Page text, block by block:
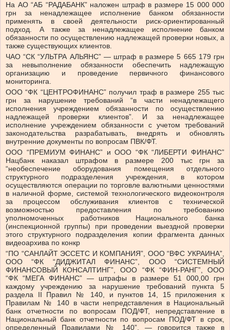
На АО “АБ “РАДАБАНК” наложен штраф в размере 15 000 000
грн за ненадлежащее исполнение банком обязанности
применять в своей деятельности риск-ориентированный
подход. А также за ненадлежащее исполнение банком
обязанности по осуществлению надлежащей проверки новых, а
также существующих клиентов.
ЧАО “СК “УЛЬТРА АЛЬЯНС” — штраф в размере 5 665 179 грн
за невыполнение обязанности обеспечить надлежащую
организацию и проведение первичного финансового
мониторинга.
ООО “ФК “ЦЕНТРОФИНАНС” получил траф в размере 255 тыс
грн за нарушение требований “в части ненадлежащего
исполнения учреждением обязанности по осуществлению
надлежащей проверки клиентов”. И за ненадлежащее
исполнение учреждением обязанности с учетом требований
законодательства разрабатывать, внедрять и обновлять
внутренние документы по вопросам ПВК/ФТ.
ООО “ПРЕМИУМ ФИНАНС” и ООО “ФК “ЛИБЕРТИ ФИНАНС”
Нацбанк наказал штрафом в размере 200 тыс грн за
“необеспечение оборудования помещения отдельного
структурного подразделения учреждения, в котором
осуществляются операции по торговле валютными ценностями
в наличной форме, системой технологического видеоконтроля
за процессом обслуживания клиентов с технической
возможностью предоставления по требованию
уполномоченных работников Национального банка
(инспекционной группы) при проведении выездной проверки
этого структурного подразделения копии фрагмента данных
видеоархива по конкр
“ПО “САНЛАЙТ ЭССЕТС И КОМПАНИЯ”, ООО “ВФС УКРАИНА”,
ООО “ФК “ДИДЖИТАЛ ФИНАНС”, ООО “СИСТЕМНЫЙ
ФИНАНСОВЫЙ КОНСАЛТИНГ”, ООО “ФК “ФИН-РАНГ”, ООО
“ФК “МЕГА ФИНАНС” — штрафы в размере 51 000,00 грн
каждому учреждению за нарушение требований пункта 5
раздела II Правил № 140, и пунктов 14, 15 приложения к
Правилам № 140 в части непредставления в Национальный
банк отчетности по вопросам ПОД/ФТ, непредставление в
Национальный банк отчетности по вопросам ПОД/ФТ в срок,
определенный Правилами № 140”, — говорится также в